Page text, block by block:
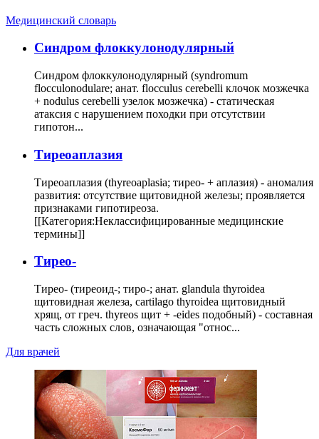
Медицинский словарь
Cиндром флоккулонодулярный
Синдром флоккулонодулярный (syndromum
flocculonodulare; анат. flocculus cerebelli клочок мозжечка
+ nodulus cerebelli узелок мозжечка) - статическая
атаксия с нарушением походки при отсутствии
гипотон...
Тиреоаплазия
Тиреоаплазия (thyreoaplasia; тирео- + аплазия) - аномалия
развития: отсутствие щитовидной железы; проявляется
признаками гипотиреоза.
[[Категория:Неклассифицированные медицинские
термины]]
Тирео-
Тирео- (тиреоид-; тиро-; анат. glandula thyroidea
щитовидная железа, cartilago thyroidea щитовидный
хрящ, от греч. thyreos щит + -eides подобный) - составная
часть сложных слов, означающая "относ...
Для врачей